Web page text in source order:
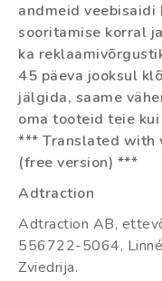
andmeid veebisaidi
sooritamise korral
ka
45 päeva jooksul
jälgida, saame
oma tooteid teie
*** Translated with
(free version) ***
Adtraction
Adtraction AB,
556722-5064,
Zviedrija.